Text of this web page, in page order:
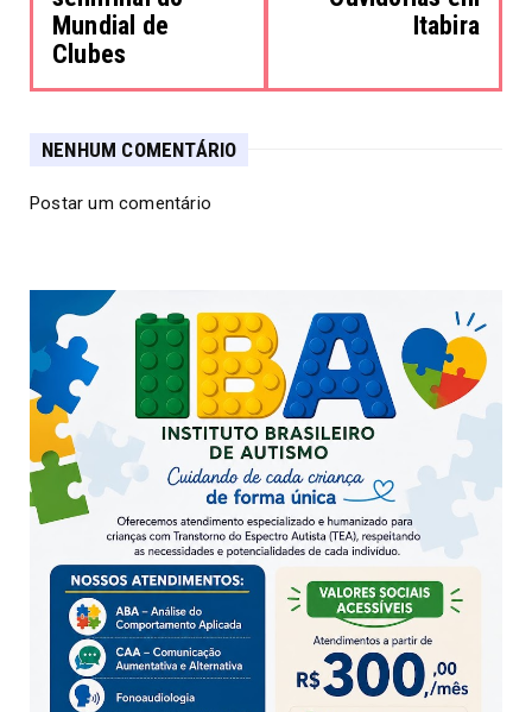
Mundial de
Clubes
Itabira
NENHUM COMENTÁRIO
Postar um comentário